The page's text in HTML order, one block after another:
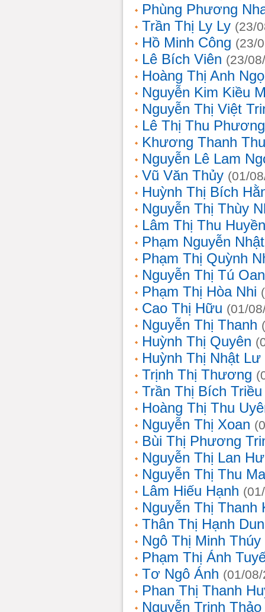
Phùng Phương
Trần Thị Ly Ly (23/
Hồ Minh Công (23/
Lê Bích Viên (23/
Hoàng Thị Anh
Nguyễn Kim Kiều
Nguyễn Thị Việt
Lê Thị Thu Phương
Khương Thanh
Nguyễn Lê Lam
Vũ Văn Thủy (01/
Huỳnh Thị Bích
Nguyễn Thị Thùy
Lâm Thị Thu Huyền
Phạm Nguyễn
Phạm Thị Quỳnh
Nguyễn Thị Tú
Phạm Thị Hòa Nhi
Cao Thị Hữu (01/
Nguyễn Thị Thanh
Huỳnh Thị Quyên
Huỳnh Thị Nhật Lư
Trịnh Thị Thương
Trần Thị Bích Triều
Hoàng Thị Thu
Nguyễn Thị Xoan
Bùi Thị Phương
Nguyễn Thị Lan
Nguyễn Thị Thu
Lâm Hiếu Hạnh
Nguyễn Thị Thanh
Thân Thị Hạnh
Ngô Thị Minh Thúy
Phạm Thị Ánh
Tơ Ngô Ánh (01/
Phan Thị Thanh
Nguyễn Trịnh